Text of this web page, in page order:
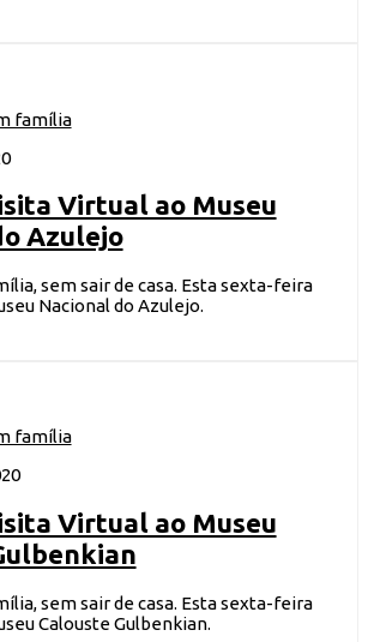
família
Virtual ao Museu
Azulejo
sem sair de casa. Esta sexta-feira
Nacional do Azulejo.
família
Virtual ao Museu
sem sair de casa. Esta sexta-feira
Calouste Gulbenkian.